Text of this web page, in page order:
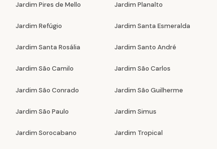
Jardim Pires de Mello Jardim Planalto
Jardim Refúgio Jardim Santa Esmeralda
Jardim Santa Rosália Jardim Santo André
Jardim São Camilo Jardim São Carlos
Jardim São Conrado Jardim São Guilherme
Jardim São Paulo Jardim Simus
Jardim Sorocabano Jardim Tropical